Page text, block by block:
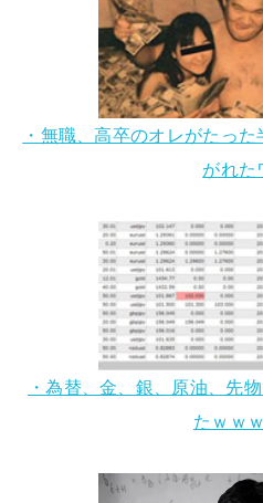
・無職、高卒のオレがたっ
がれた
・為替、金、銀、原油、先
たｗｗ